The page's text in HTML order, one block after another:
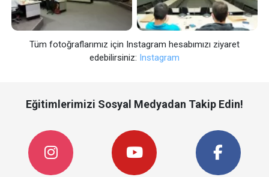
Tüm fotoğraflarımız için Instagram hesabımızı ziyaret
edebilirsiniz: Instagram
Eğitimlerimizi Sosyal Medyadan Takip Edin!